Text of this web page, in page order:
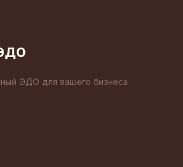
ЭДО для вашего бизнеса